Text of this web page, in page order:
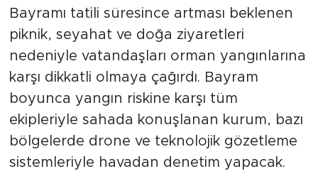
Bayramı tatili süresince artması beklenen
piknik, seyahat ve doğa ziyaretleri
nedeniyle vatandaşları orman yangınlarına
karşı dikkatli olmaya çağırdı. Bayram
boyunca yangın riskine karşı tüm
ekipleriyle sahada konuşlanan kurum, bazı
bölgelerde drone ve teknolojik gözetleme
sistemleriyle havadan denetim yapacak.